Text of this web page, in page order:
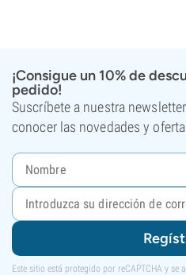
¡Consigue un 10% de
pedido!
Suscríbete a nuestra
conocer las novedades y
Este sitio está protegido por reCAPTCHA y se